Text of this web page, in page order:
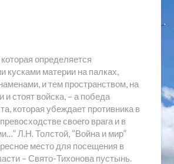
определяется
кусками материи на палках,
и тем пространством, на
и стоят войска, – а победа
которая убеждает противника в
своего врага и в
Л.Н. Толстой, “Война и мир”
место для посещения в
– Свято-Тихонова пустынь.